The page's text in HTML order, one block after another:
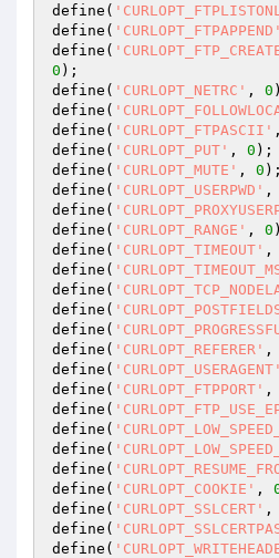
define(
define( 'CURLOPT_FTPAPPEND'
define(
0 );
define( 'CURLOPT_NETRC' , 0
define(
define( 'CURLOPT_FTPASCII'
define( 'CURLOPT_PUT' , 0 );
define( 'CURLOPT_MUTE' , 0 );
define( 'CURLOPT_USERPWD' ,
define(
define( 'CURLOPT_RANGE' , 0
define( 'CURLOPT_TIMEOUT' ,
define(
define(
define(
define(
define( 'CURLOPT_REFERER' ,
define( 'CURLOPT_USERAGENT'
define( 'CURLOPT_FTPPORT' ,
define(
define(
define(
define(
define( 'CURLOPT_COOKIE' ,
define( 'CURLOPT_SSLCERT' ,
define(
define(